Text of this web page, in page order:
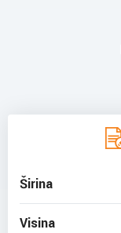
Širina
Visina